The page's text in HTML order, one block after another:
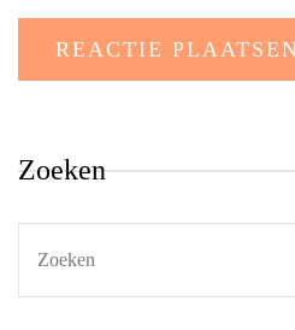
Zoeken